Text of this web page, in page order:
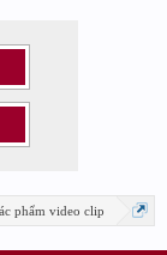
phẩm video clip